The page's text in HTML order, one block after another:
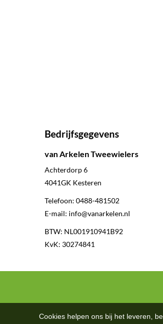
Bedrijfsgegevens
van Arkelen Tweewielers
Achterdorp 6
4041GK Kesteren
Telefoon: 0488-481502
E-mail: info@vanarkelen.nl
BTW: NL001910941B92
KvK: 30274841
Cookies helpen ons bij het leveren,